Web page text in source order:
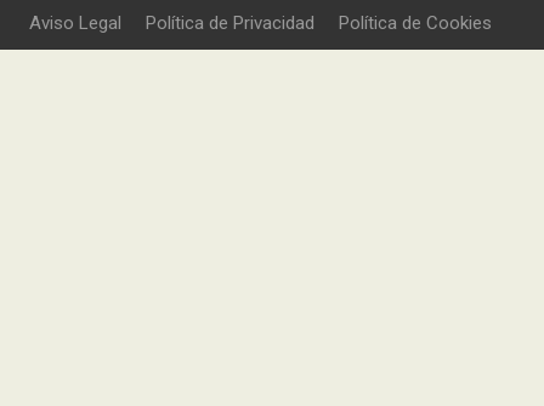
Aviso Legal Política de Privacidad Política de Cookies